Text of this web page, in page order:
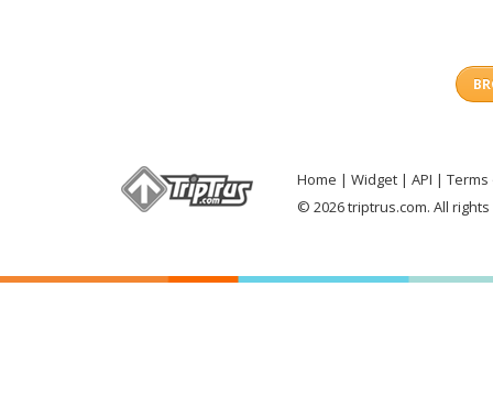
Home Widget API
Terms
© 2026 triptrus.com. All